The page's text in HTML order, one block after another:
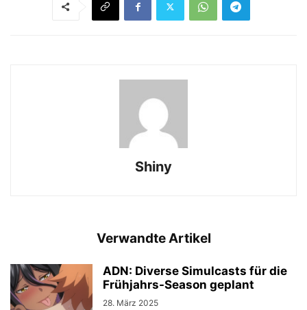
Shiny
Verwandte Artikel
ADN: Diverse Simulcasts für die
Frühjahrs-Season geplant
28. März 2025